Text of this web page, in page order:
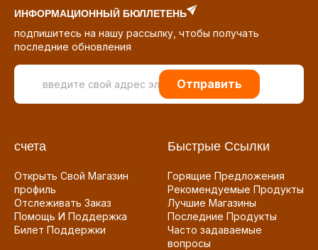
ИНФОРМАЦИОННЫЙ БЮЛЛЕТЕНЬ
подпишитесь на нашу рассылку, чтобы получать
последние обновления
Отправить
счета
Открыть Свой Магазин
профиль
Отслеживать Заказ
Помощь И Поддержка
Билет Поддержки
Быстрые Ссылки
Горящие Предложения
Рекомендуемые Продукты
Лучшие Магазины
Последние Продукты
Часто задаваемые
вопросы